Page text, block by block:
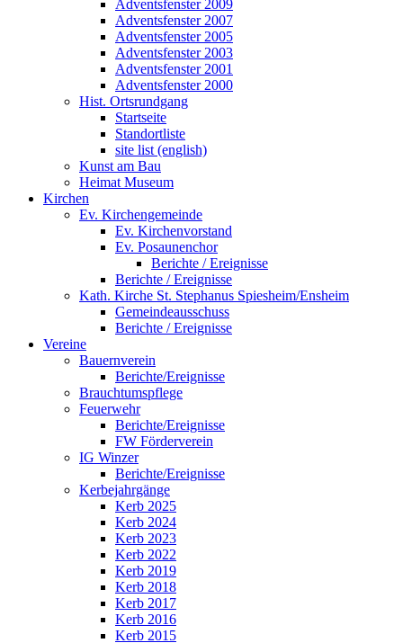
Adventsfenster 2009
Adventsfenster 2007
Adventsfenster 2005
Adventsfenster 2003
Adventsfenster 2001
Adventsfenster 2000
Hist. Ortsrundgang
Startseite
Standortliste
site list (english)
Kunst am Bau
Heimat Museum
Kirchen
Ev. Kirchengemeinde
Ev. Kirchenvorstand
Ev. Posaunenchor
Berichte / Ereignisse
Berichte / Ereignisse
Kath. Kirche St. Stephanus Spiesheim/Ensheim
Gemeindeausschuss
Berichte / Ereignisse
Vereine
Bauernverein
Berichte/Ereignisse
Brauchtumspflege
Feuerwehr
Berichte/Ereignisse
FW Förderverein
IG Winzer
Berichte/Ereignisse
Kerbejahrgänge
Kerb 2025
Kerb 2024
Kerb 2023
Kerb 2022
Kerb 2019
Kerb 2018
Kerb 2017
Kerb 2016
Kerb 2015